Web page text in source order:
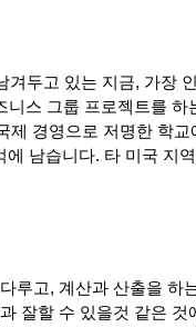
겨두고 있는 지금, 가장
니스 그룹 프로젝트를 하
제 경영으로 저명한 학교
에 남습니다. 타 미국 지역
다루고, 계산과 산출을 하
잘할 수 있을것 같은 것